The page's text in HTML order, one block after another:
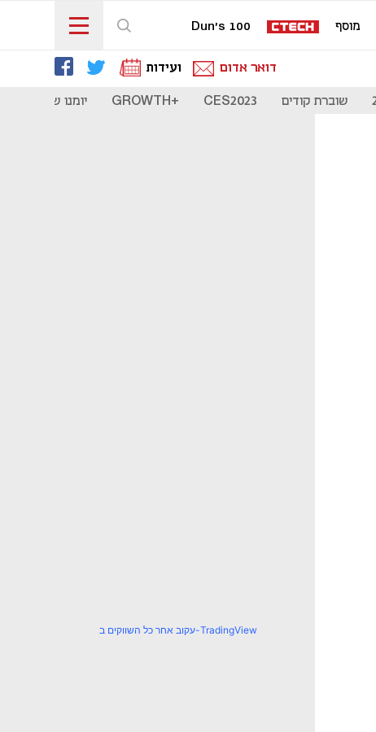
מוסף Dun's 100
דואר אדום ועידות
שוברת קודים CES2023
+GROWTH יומנו של
עקוב אחר כל השווקים ב-TradingView